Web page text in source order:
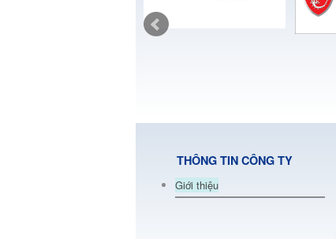
THÔNG TIN CÔNG TY
Giới thiệu